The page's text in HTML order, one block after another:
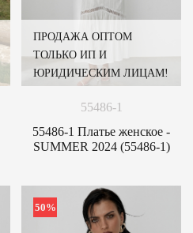
ПРОДАЖА ОПТОМ
ТОЛЬКО ИП И
ЮРИДИЧЕСКИМ ЛИЦАМ!
55486-1
55486-1 Платье женское -
SUMMER 2024 (55486-1)
50%